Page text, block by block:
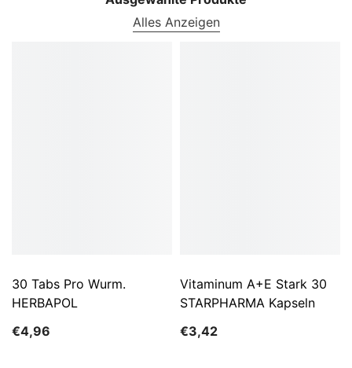
Alles Anzeigen
30 Tabs Pro Wurm.
HERBAPOL
€4,96
Vitaminum A+E Stark 30
STARPHARMA Kapseln
€3,42